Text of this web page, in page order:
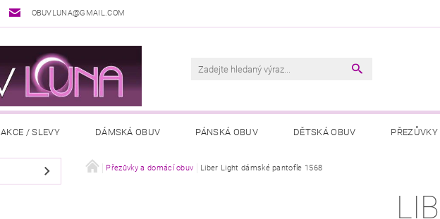
OBUVLUNA@GMAIL.COM
AKCE / SLEVY DÁMSKÁ OBUV PÁNSKÁ OBUV DĚTSKÁ OBUV
DOPLŇKY K OBUVI VŠEOBECNÉ OBCHODNÍ PODMÍNKY PODMÍNKY OCHRANY
Přezůvky a domácí obuv Liber Light dámské pantofle 1568